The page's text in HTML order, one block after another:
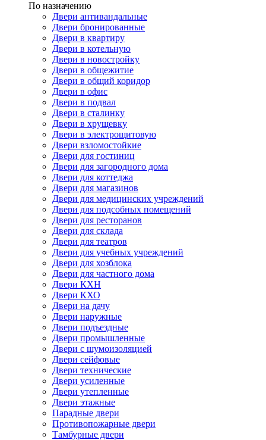
По назначению
Двери антивандальные
Двери бронированные
Двери в квартиру
Двери в котельную
Двери в новостройку
Двери в общежитие
Двери в общий коридор
Двери в офис
Двери в подвал
Двери в сталинку
Двери в хрущевку
Двери в электрощитовую
Двери взломостойкие
Двери для гостиниц
Двери для загородного дома
Двери для коттеджа
Двери для магазинов
Двери для медицинских учреждений
Двери для подсобных помещений
Двери для ресторанов
Двери для склада
Двери для театров
Двери для учебных учреждений
Двери для хозблока
Двери для частного дома
Двери КХН
Двери КХО
Двери на дачу
Двери наружные
Двери подъездные
Двери промышленные
Двери с шумоизоляцией
Двери сейфовые
Двери технические
Двери усиленные
Двери утепленные
Двери этажные
Парадные двери
Противопожарные двери
Тамбурные двери